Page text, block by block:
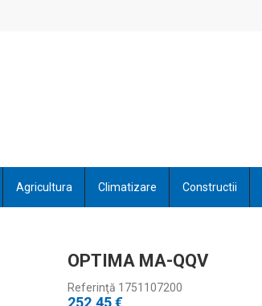
Agricultura Climatizare Constructii
OPTIMA MA-QQV
Referinţă 1751107200
252,45 €